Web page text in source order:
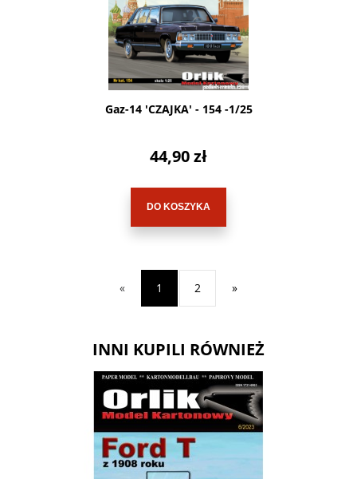
Gaz-14 'CZAJKA' - 154 -1/25
44,90 zł
DO KOSZYKA
« 1 2 »
INNI KUPILI RÓWNIEŻ